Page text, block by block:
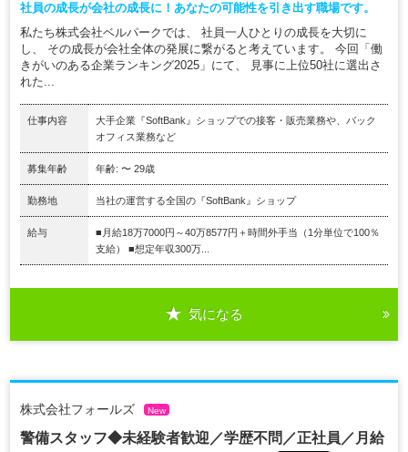
社員の成長が会社の成長に！あなたの可能性を引き出す職場です。
私たち株式会社ベルパークでは、 社員一人ひとりの成長を大切に
し、 その成長が会社全体の発展に繋がると考えています。 今回「働
きがいのある企業ランキング2025」にて、 見事に上位50社に選出さ
れた...
仕事内容
大手企業『SoftBank』ショップでの接客・販売業務や、バック
オフィス業務など
募集年齢 年齢: 〜 29歳
勤務地 当社の運営する全国の『SoftBank』ショップ
給与
■月給18万7000円～40万8577円＋時間外手当（1分単位で100％
支給） ■想定年収300万...
気になる
株式会社フォールズ New
警備スタッフ◆未経験者歓迎／学歴不問／正社員／月給